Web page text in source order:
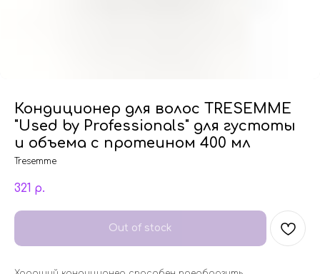
Кондиционер для волос TRESEMME
"Used by Professionals" для густоты
и объема с протеином 400 мл
Tresemme
321 р.
Out of stock